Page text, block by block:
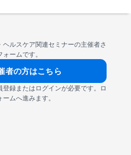
ルスケア関連セミナーの主催者さ
ームです。
者の方はこちら
登録またはログインが必要です。ロ
ムへ進みます。